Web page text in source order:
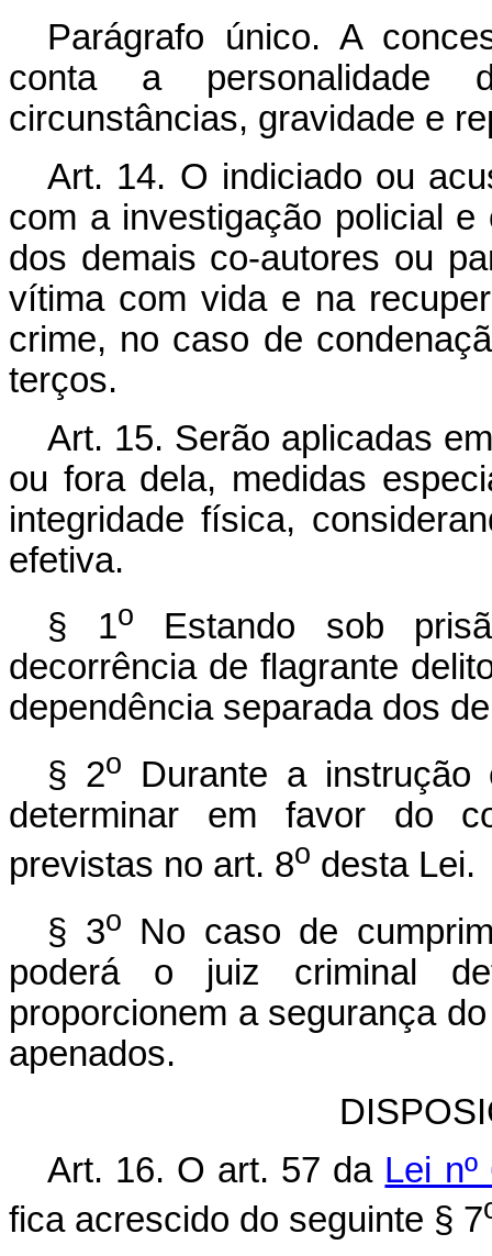
Parágrafo único. A
conta a personalidade
circunstâncias, gravidade e
Art. 14. O indiciado ou
com a investigação policial
dos demais co-autores ou
vítima com vida e na
crime, no caso de
terços.
Art. 15. Serão aplicadas
ou fora dela, medidas
integridade física,
efetiva.
§ 1o Estando sob
decorrência de flagrante
dependência separada dos
§ 2o
Durante a instrução
determinar em favor do
previstas no art. 8o desta Lei.
§ 3o No caso de
poderá o juiz criminal
proporcionem a segurança
apenados.
Art. 16. O art. 57 da Lei
fica acrescido do seguinte § 7